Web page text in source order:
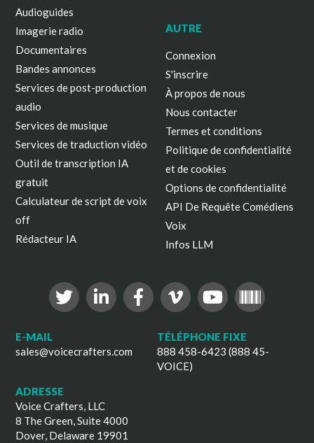
Audioguides
Imagerie radio
Documentaires
Bandes annonces
Services de post-production
audio
Services de musique
Services de traduction vidéo
Outil de transcription IA
gratuit
Calculateur de script de voix
off
Rédacteur IA
AUTRE
Connexion
S'inscrire
À propos de nous
Nous contacter
Termes et conditions
Politique de confidentialité
et de cookies
Options de confidentialité
API De Requête Comédiens
Voix
Infos LLM
E-MAIL
sales@voicecrafters.com
TÉLÉPHONE FIXE
888 458-6423 (888 45-
VOICE)
ADRESSE
Voice Crafters, LLC
8 The Green, Suite 4000
Dover, Delaware 19901